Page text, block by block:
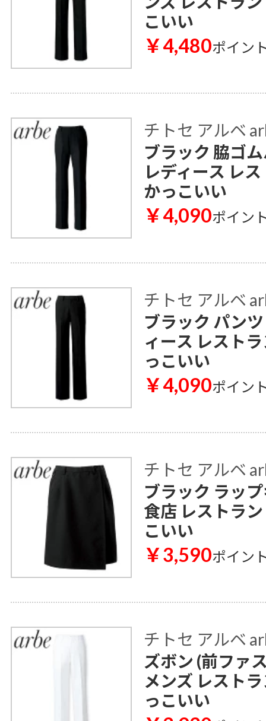
こいい
￥4,480ポイン
チトセ アルベ
ブラック 脇ゴ
レディース レ
かっこいい
￥4,090ポイン
チトセ アルベ
ブラック パン
ィース レスト
っこいい
￥4,090ポイン
チトセ アルベ
ブラック ラッ
食店 レストラ
こいい
￥3,590ポイン
チトセ アルベ
ズボン (前ファ
メンズ レスト
っこいい